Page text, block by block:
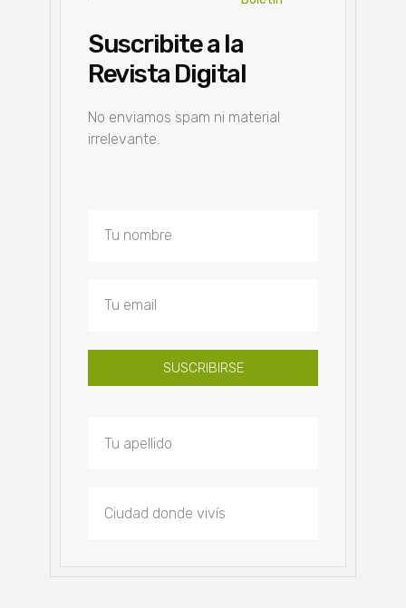
Suscribite a la
Revista Digital
No enviamos spam ni material
irrelevante.
SUSCRIBIRSE